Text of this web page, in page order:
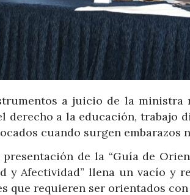
a juicio de la ministra
derecho a la educación, trabajo
cuando surgen embarazos
de la “Guía de
y Afectividad” llena un vacío y
que requieren ser orientados